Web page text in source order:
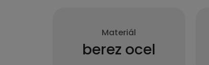
Materiál
berez ocel